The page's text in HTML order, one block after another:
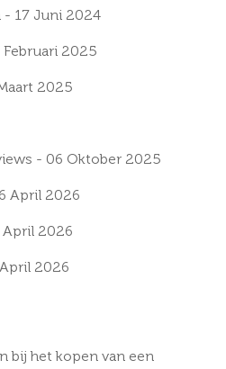
- 17 Juni 2024
Februari 2025
2025
- 06 Oktober 2025
April 2026
April 2026
2026
bij het kopen van een